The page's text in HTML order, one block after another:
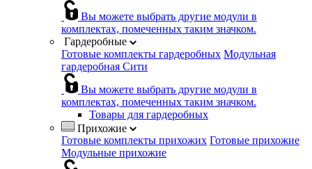
Вы можете выбрать другие модули в
комплектах, помеченных таким значком.
Гардеробные
Готовые комплекты гардеробных Модульная
гардеробная Сити
Вы можете выбрать другие модули в
комплектах, помеченных таким значком.
Товары для гардеробных
Прихожие
Готовые комплекты прихожих Готовые прихожие
Модульные прихожие